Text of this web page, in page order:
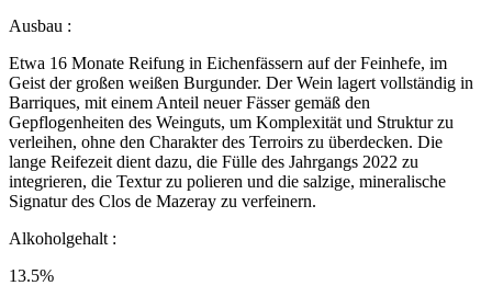
Ausbau :
Etwa 16 Monate Reifung in Eichenfässern auf der Feinhefe, im
Geist der großen weißen Burgunder. Der Wein lagert vollständig in
Barriques, mit einem Anteil neuer Fässer gemäß den
Gepflogenheiten des Weinguts, um Komplexität und Struktur zu
verleihen, ohne den Charakter des Terroirs zu überdecken. Die
lange Reifezeit dient dazu, die Fülle des Jahrgangs 2022 zu
integrieren, die Textur zu polieren und die salzige, mineralische
Signatur des Clos de Mazeray zu verfeinern.
Alkoholgehalt :
13.5%